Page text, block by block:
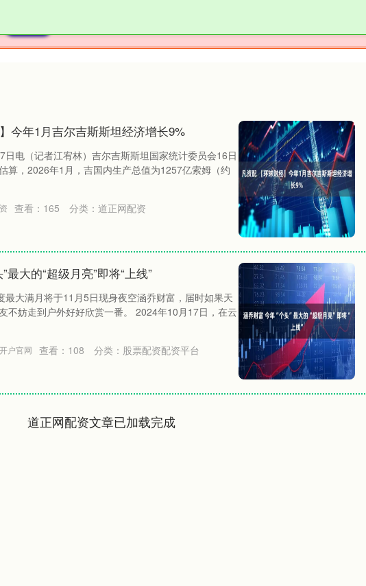
今年1月吉尔吉斯斯坦经济增长9%
日电（记者江宥林）吉尔吉斯斯坦国家统计委员会16日
算，2026年1月，吉国内生产总值为1257亿索姆（约
查看： 165 分类： 道正网配资
最大的“超级月亮”即将“上线”
最大满月将于11月5日现身夜空涵乔财富，届时如果天
不妨走到户外好好欣赏一番。 2024年10月17日，在云
户官网 查看： 108 分类： 股票配资配资平台
道正网配资文章已加载完成